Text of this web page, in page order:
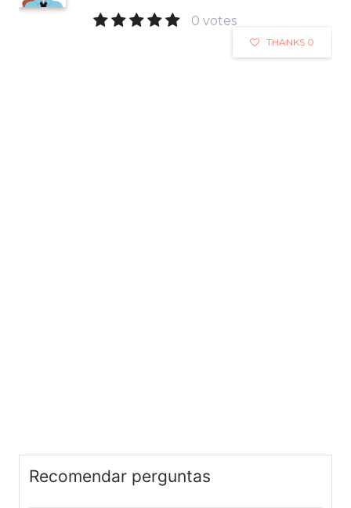
0 votes
THANKS 0
Recomendar perguntas